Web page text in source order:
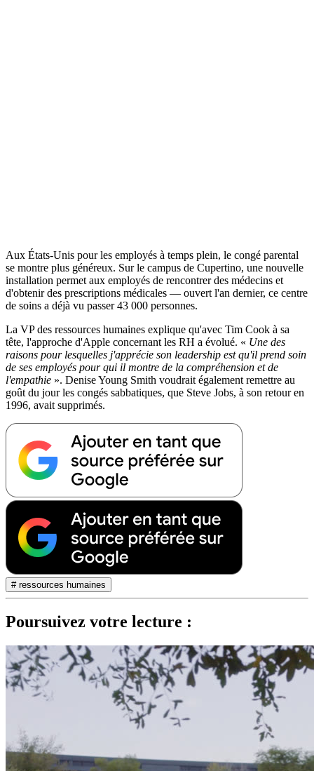
Aux États-Unis pour les employés à temps plein, le congé parental
se montre plus généreux. Sur le campus de Cupertino, une nouvelle
installation permet aux employés de rencontrer des médecins et
d'obtenir des prescriptions médicales — ouvert l'an dernier, ce centre
de soins a déjà vu passer 43 000 personnes.
La VP des ressources humaines explique qu'avec Tim Cook à sa
tête, l'approche d'Apple concernant les RH a évolué. « Une des
raisons pour lesquelles j'apprécie son leadership est qu'il prend soin
de ses employés pour qui il montre de la compréhension et de
l'empathie ». Denise Young Smith voudrait également remettre au
goût du jour les congés sabbatiques, que Steve Jobs, à son retour en
1996, avait supprimés.
# ressources humaines
Poursuivez votre lecture :